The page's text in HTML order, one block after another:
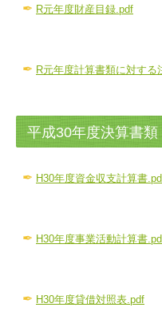
✒ R元年度財産目録.pdf
✒ R元年度計算書類に対する
平成30年度決算書類
✒ H30年度資金収支計算書
✒ H30年度事業活動計算書
✒ H30年度貸借対照表.pdf